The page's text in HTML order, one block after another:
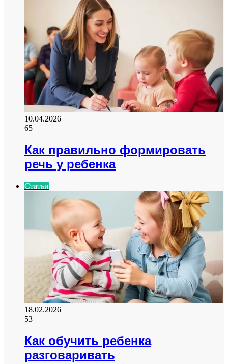
10.04.2026
65
Как правильно формировать
речь у ребенка
Статьи
18.02.2026
53
Как обучить ребенка
разговаривать